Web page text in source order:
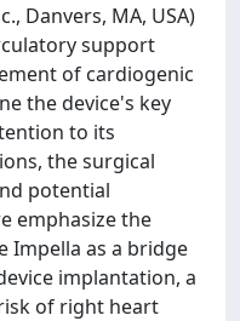
Danvers, MA, USA)
support
of cardiogenic
the device's key
to its
the surgical
potential
emphasize the
Impella as a bridge
implantation, a
of right heart